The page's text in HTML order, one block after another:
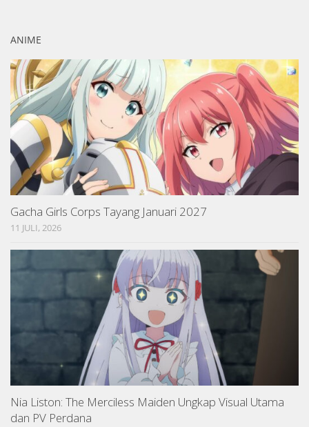
ANIME
Gacha Girls Corps Tayang Januari 2027
11 JULI, 2026
Nia Liston: The Merciless Maiden Ungkap Visual Utama
dan PV Perdana